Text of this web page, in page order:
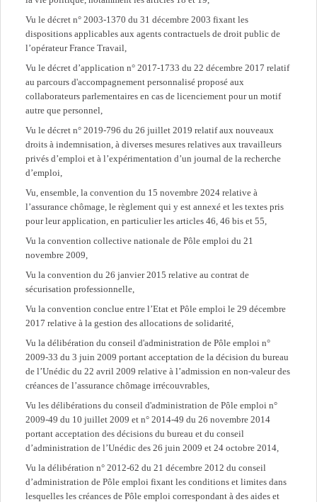
Vu le décret n° 2003-1370 du 31 décembre 2003 fixant les
dispositions applicables aux agents contractuels de droit public de
l’opérateur France Travail,
Vu le décret d’application n° 2017-1733 du 22 décembre 2017 relatif
au parcours d'accompagnement personnalisé proposé aux
collaborateurs parlementaires en cas de licenciement pour un motif
autre que personnel,
Vu le décret n° 2019-796 du 26 juillet 2019 relatif aux nouveaux
droits à indemnisation, à diverses mesures relatives aux travailleurs
privés d’emploi et à l’expérimentation d’un journal de la recherche
d’emploi,
Vu, ensemble, la convention du 15 novembre 2024 relative à
l’assurance chômage, le règlement qui y est annexé et les textes pris
pour leur application, en particulier les articles 46, 46 bis et 55,
Vu la convention collective nationale de Pôle emploi du 21
novembre 2009,
Vu la convention du 26 janvier 2015 relative au contrat de
sécurisation professionnelle,
Vu la convention conclue entre l’Etat et Pôle emploi le 29 décembre
2017 relative à la gestion des allocations de solidarité,
Vu la délibération du conseil d'administration de Pôle emploi n°
2009-33 du 3 juin 2009 portant acceptation de la décision du bureau
de l’Unédic du 22 avril 2009 relative à l’admission en non-valeur des
créances de l’assurance chômage irrécouvrables,
Vu les délibérations du conseil d'administration de Pôle emploi n°
2009-49 du 10 juillet 2009 et n° 2014-49 du 26 novembre 2014
portant acceptation des décisions du bureau et du conseil
d’administration de l’Unédic des 26 juin 2009 et 24 octobre 2014,
Vu la délibération n° 2012-62 du 21 décembre 2012 du conseil
d’administration de Pôle emploi fixant les conditions et limites dans
lesquelles les créances de Pôle emploi correspondant à des aides et